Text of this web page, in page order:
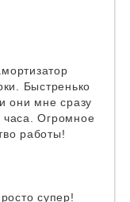
Быстренько
они мне сразу
часа. Огромное
работы!
супер!